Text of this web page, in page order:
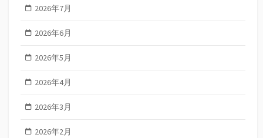
2026年7月
2026年6月
2026年5月
2026年4月
2026年3月
2026年2月